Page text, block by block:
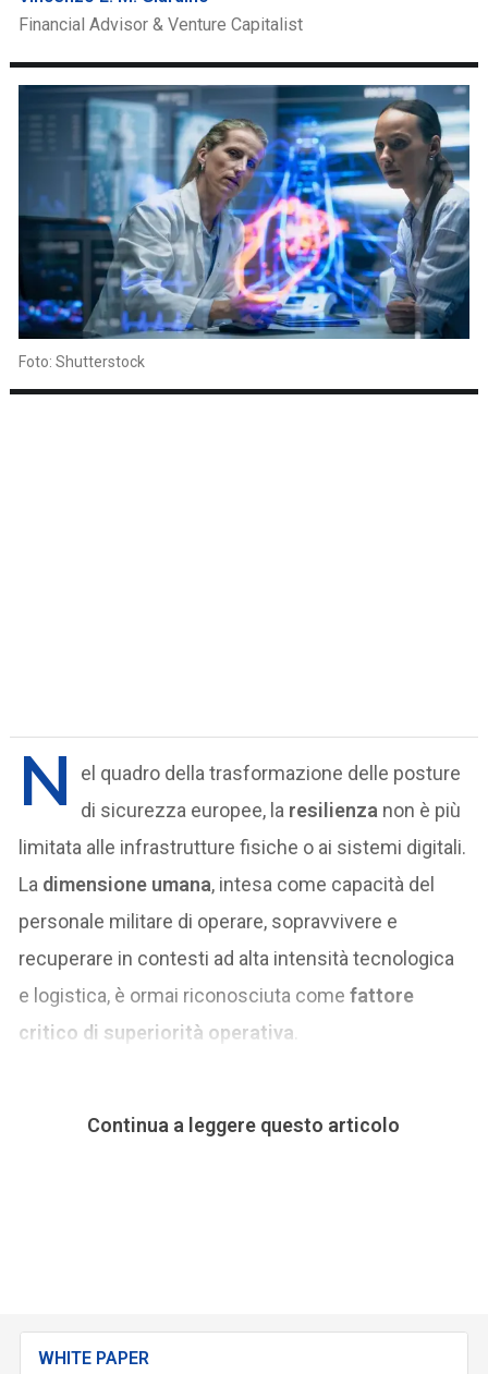
Financial Advisor & Venture Capitalist
Foto: Shutterstock
N
el quadro della trasformazione delle posture
di sicurezza europee, la resilienza non è più
limitata alle infrastrutture fisiche o ai sistemi digitali.
La dimensione umana, intesa come capacità del
personale militare di operare, sopravvivere e
recuperare in contesti ad alta intensità tecnologica
e logistica, è ormai riconosciuta comefattore
critico di superiorità operativa
Continua a leggere questo articolo
WHITE PAPER